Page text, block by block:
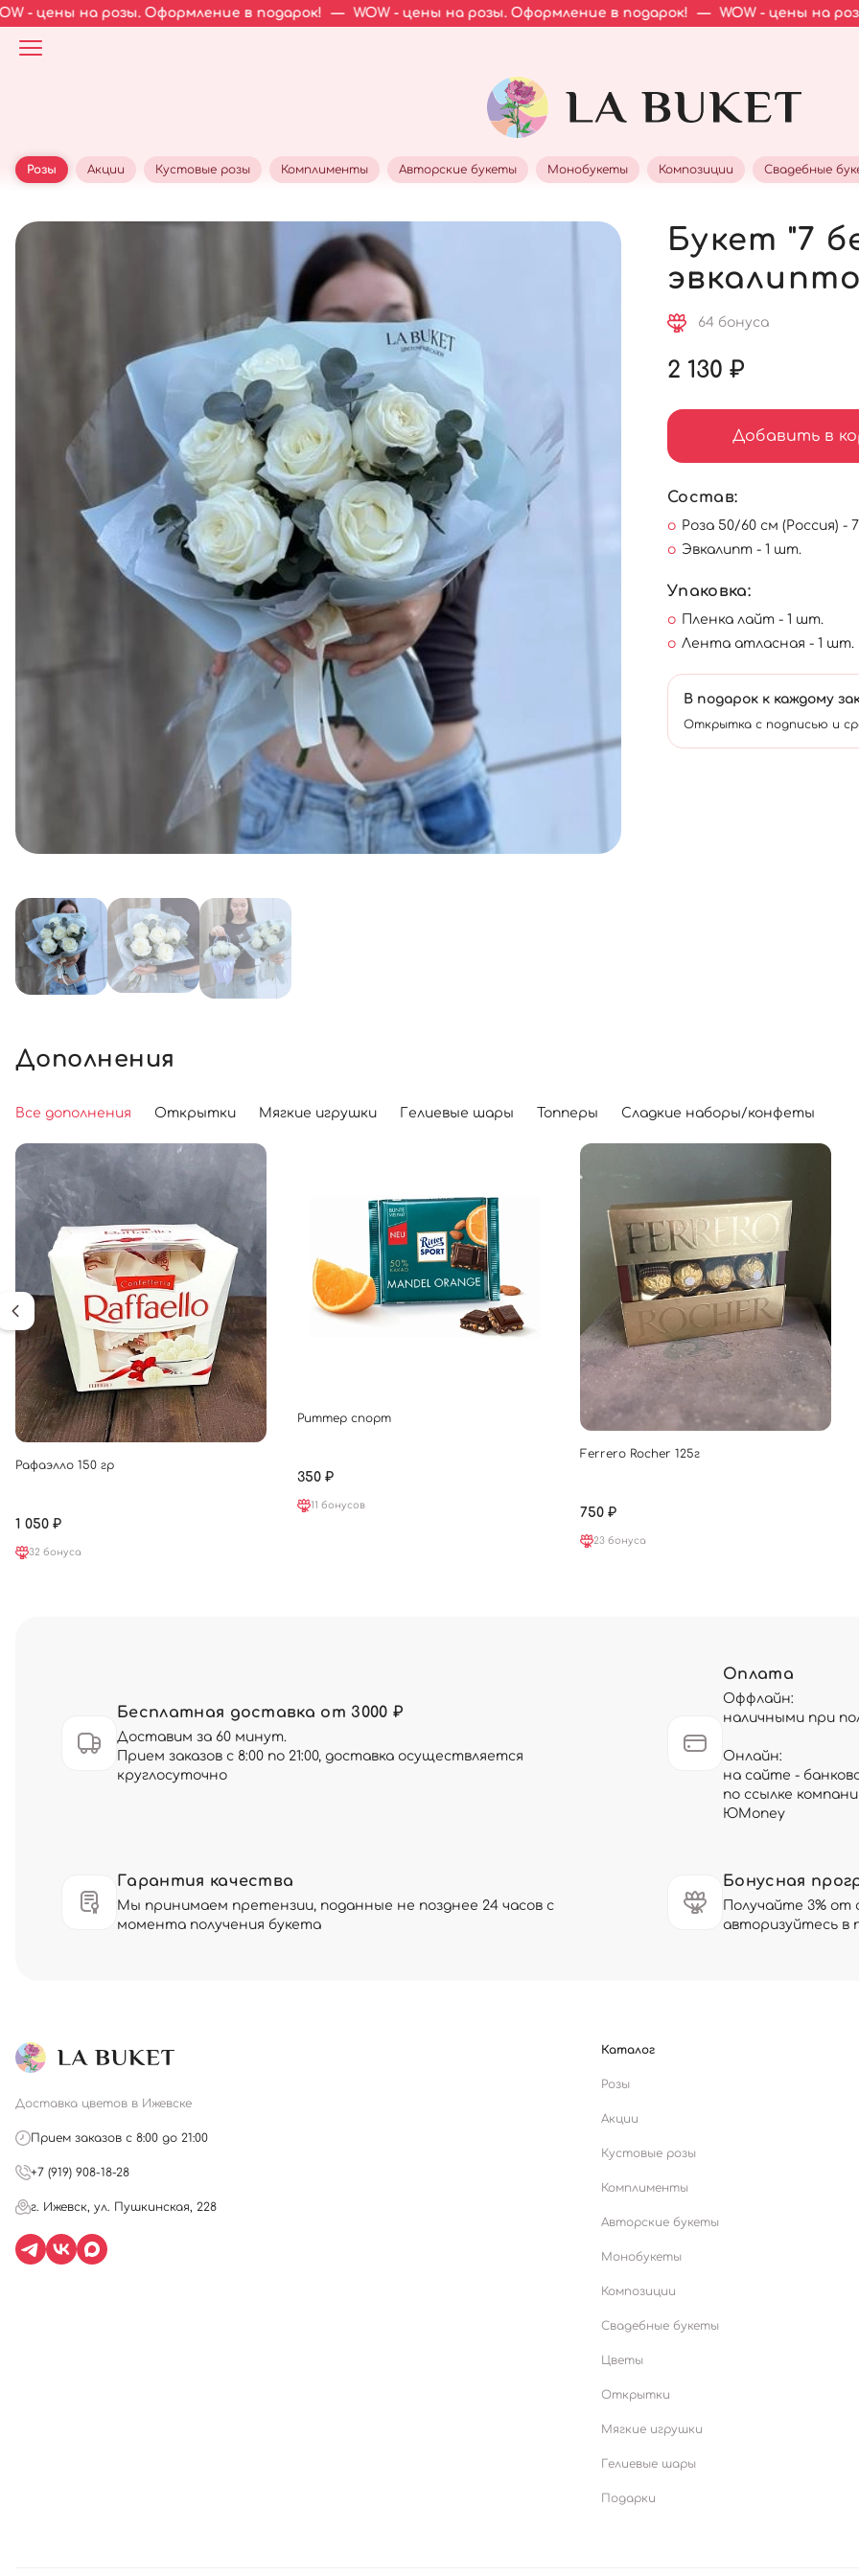
розы. Оформление в подарок! — WOW - цены на розы. Оформление в подарок! — WOW - цены на розы.
Розы Акции Кустовые розы Комплименты Авторские букеты Монобукеты Композиции Свадебные
Букет "7
64 бонуса
2 130 ₽
Добавить в
Состав:
Роза 50/60 см (Россия) -
Эвкалипт - 1 шт.
Упаковка:
Пленка лайт - 1 шт.
Лента атласная - 1 шт.
В подарок к каждому
Открытка с подписью и
Дополнения
Все дополнения Открытки Мягкие игрушки Гелиевые шары Топперы Сладкие наборы/конфеты
Рафаэлло 150 гр
1 050 ₽
32 бонуса
Риттер спорт
350 ₽
11 бонусов
Ferrero Rocher 125г
750 ₽
23 бонуса
Бесплатная доставка от 3000 ₽
Доставим за 60 минут.
Прием заказов с 8:00 по 21:00, доставка осуществляется
круглосуточно
Оплата
Оффлайн:
наличными при
Онлайн:
на сайте -
по ссылке
ЮMoney
Гарантия качества
Мы принимаем претензии, поданные не позднее 24 часов с
момента получения букета
Бонусная
Получайте 3%
авторизуйтесь в
Доставка цветов в Ижевске
Прием заказов с 8:00 до 21:00
+7 (919) 908-18-28
г. Ижевск, ул. Пушкинская, 228
Каталог
Розы
Акции
Кустовые розы
Комплименты
Авторские букеты
Монобукеты
Композиции
Свадебные букеты
Цветы
Открытки
Мягкие игрушки
Гелиевые шары
Подарки